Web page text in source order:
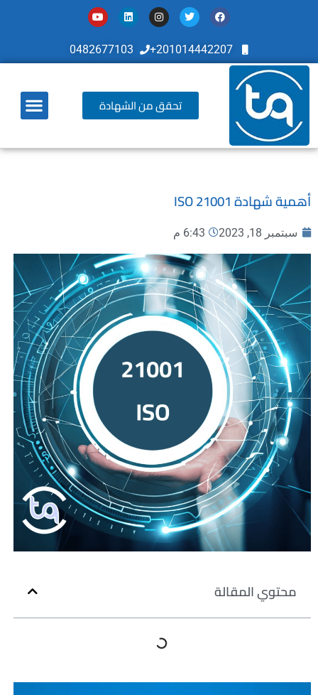
201014442207+
0482677103
تحقق من الشهادة
أهمية شهادة ISO 21001
سبتمبر 18, 2023 6:43 م
محتوي المقالة